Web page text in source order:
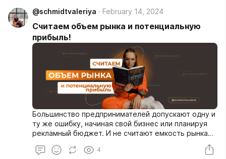
@schmidtvaleriya February 14, 2024
Считаем объем рынка и потенциальную
прибыль!
Большинство предпринимателей допускают одну и
ту же ошибку, начиная свой бизнес или планируя
реклaмный бюджет. И не считают емкость рынка
на который они могут претендовать! *это основная
причина почему 90% предпринимателей
4